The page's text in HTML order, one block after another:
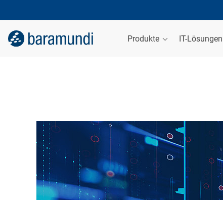
Produkte IT-Lösungen